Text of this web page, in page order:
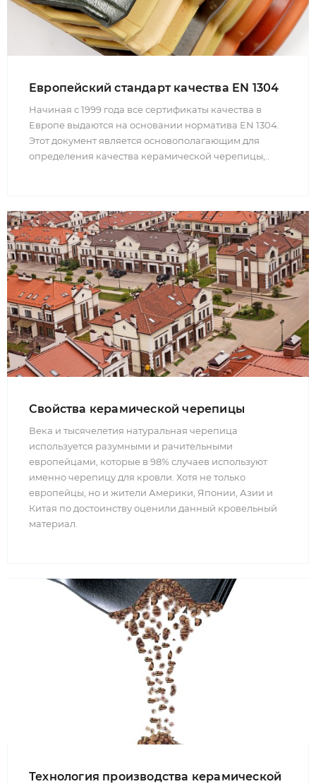
Европейский стандарт качества EN 1304
Начиная с 1999 года все сертификаты качества в
Европе выдаются на основании норматива EN 1304.
Этот документ является основополагающим для
определения качества керамической черепицы,..
Свойства керамической черепицы
Века и тысячелетия натуральная черепица
используется разумными и рачительными
европейцами, которые в 98% случаев используют
именно черепицу для кровли. Хотя не только
европейцы, но и жители Америки, Японии, Азии и
Китая по достоинству оценили данный кровельный
материал.
Технология производства керамической